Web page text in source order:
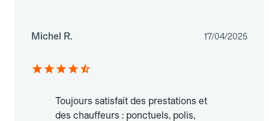
Michel R. 17/04/2025
Toujours satisfait des prestations et
des chauffeurs : ponctuels, polis,